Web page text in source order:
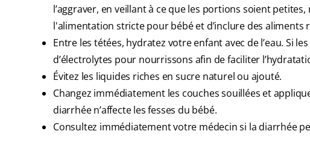
l’aggraver, en veillant à ce que les portions soient
l'alimentation stricte pour bébé et d’inclure des aliments
Entre les tétées, hydratez votre enfant avec de l’eau. Si
d’électrolytes pour nourrissons afin de faciliter
Évitez les liquides riches en sucre naturel ou ajouté.
Changez immédiatement les couches souillées et
diarrhée n’affecte les fesses du bébé.
Consultez immédiatement votre médecin si la diarrhée